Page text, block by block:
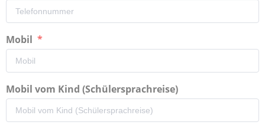
Mobil
Mobil vom Kind (Schülersprachreise)